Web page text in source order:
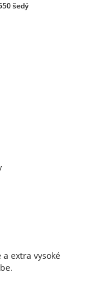
šedý
extra vysoké